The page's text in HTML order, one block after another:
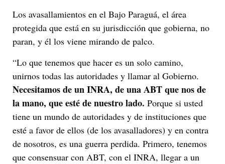
Los avasallamientos en el Bajo Paraguá, el área
protegida que está en su jurisdicción que gobierna, no
paran, y él los viene mirando de palco.
“Lo que tenemos que hacer es un solo camino,
unirnos todas las autoridades y llamar al Gobierno.
Necesitamos de un INRA, de una ABT que nos de
la mano, que esté de nuestro lado. Porque si usted
tiene un mundo de autoridades y de instituciones que
esté a favor de ellos (de los avasalladores) y en contra
de nosotros, es una guerra perdida. Primero, tenemos
que consensuar con ABT, con el INRA, llegar a un